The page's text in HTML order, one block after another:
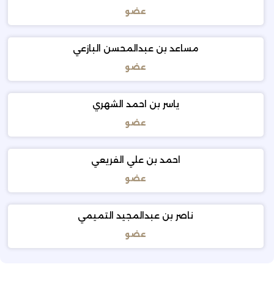
عضو
مساعد بن عبدالمحسن البازعي
عضو
ياسر بن احمد الشهري
عضو
احمد بن علي الفريعي
عضو
ناصر بن عبدالمجيد التميمي
عضو